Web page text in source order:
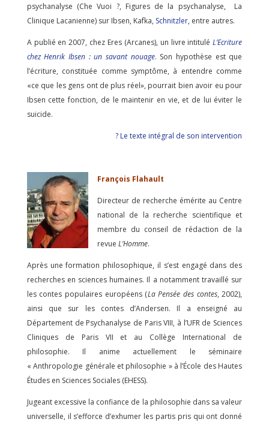
psychanalyse (Che Vuoi ?, Figures de la psychanalyse, La
Clinique Lacanienne) sur Ibsen, Kafka, Schnitzler, entre autres.
A publié en 2007, chez Eres (Arcanes), un livre intituléL’Ecriture
chez Henrik Ibsen : un savant nouage. Son hypothèse est que
l’écriture, constituée comme symptôme, à entendre comme
«ce que les gens ont de plus réel», pourrait bien avoir eu pour
Ibsen cette fonction, de le maintenir en vie, et de lui éviter le
suicide.
? Le texte intégral de son intervention
François Flahault
Directeur de recherche émérite au Centre
national de la recherche scientifique et
membre du conseil de rédaction de la
revue L’Homme.
Après une formation philosophique, il s’est engagé dans des
recherches en sciences humaines. Il a notamment travaillé sur
les contes populaires européens (La Pensée des contes, 2002),
ainsi que sur les contes d’Andersen. Il a enseigné au
Département de Psychanalyse de Paris VIII, à l’UFR de Sciences
Cliniques de Paris VII et au Collège International de
philosophie. Il anime actuellement le séminaire
« Anthropologie générale et philosophie » à l’École des Hautes
Études en Sciences Sociales (EHESS).
Jugeant excessive la confiance de la philosophie dans sa valeur
universelle, il s’efforce d’exhumer les partis pris qui ont donné